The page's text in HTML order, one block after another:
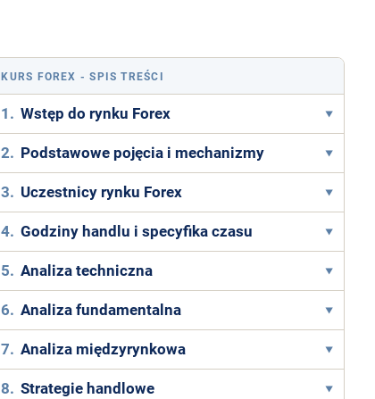
KURS FOREX - SPIS TREŚCI
1. Wstęp do rynku Forex
2. Podstawowe pojęcia i mechanizmy
3. Uczestnicy rynku Forex
4. Godziny handlu i specyfika czasu
5. Analiza techniczna
6. Analiza fundamentalna
7. Analiza międzyrynkowa
8. Strategie handlowe